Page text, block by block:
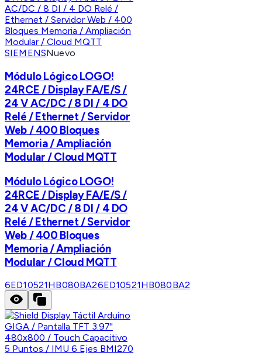
SIEMENSNuevo
Módulo Lógico LOGO!
24RCE / Display FA/E/S /
24 V AC/DC / 8 DI / 4 DO
Relé / Ethernet / Servidor
Web / 400 Bloques
Memoria / Ampliación
Modular / Cloud MQTT
Módulo Lógico LOGO!
24RCE / Display FA/E/S /
24 V AC/DC / 8 DI / 4 DO
Relé / Ethernet / Servidor
Web / 400 Bloques
Memoria / Ampliación
Modular / Cloud MQTT
6ED10521HB080BA26ED10521HB080BA2